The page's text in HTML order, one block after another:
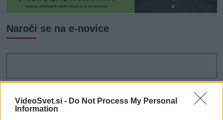
VideoSvet.si - Do Not Process My Personal
Information
Naroči se na e-novice